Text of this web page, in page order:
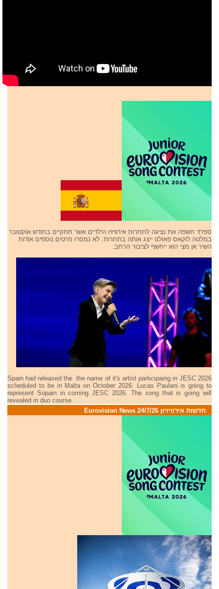
ספרד חשפה את נציגה לתחרות אירוויזיו הילדים אשר תתקיים בחודש אוקטובר
במלטה.לוקאס פאולנו ייצג אותה בתחרות. לא נמסרו פרטים נוספים אודות
השיר אן מצי הוא ייחשף לציבור הרחב.
Spain had released the the name of it's artist participaing in JESC 2026
scheduled to be in Malta on October 2026. Lucas Paulani is going to
represent Sopain in coming JESC 2026. The song that is going will
revealed in duo course.
חדשות אירוויזיון 24/7/26 Eurovision News